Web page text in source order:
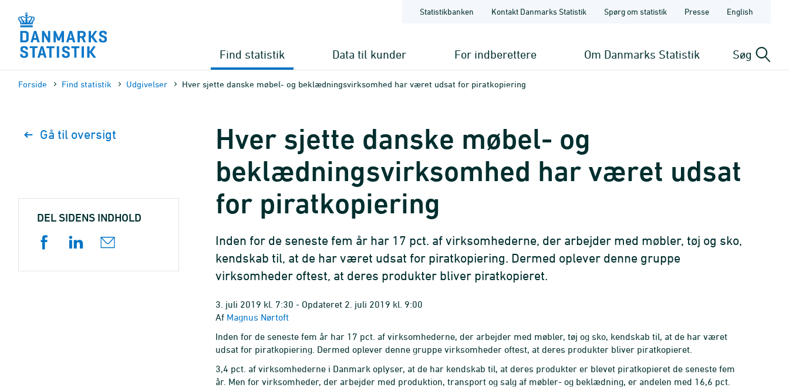
sidens
indhold
Statistikbanken Kontakt Danmarks Statistik Spørg om statistik Presse English
Find statistik Data til kunder For indberettere Om Danmarks Statistik Søg
Forside Find statistik Udgivelser Hver sjette danske møbel- og beklædningsvirksomhed har været udsat for piratkopiering
Hver sjette danske møbel- og
beklædnings­virksomhed har været udsat
for piratkopiering
Inden for de seneste fem år har 17 pct. af virksomhederne, der arbejder med møbler, tøj og sko,
kendskab til, at de har været udsat for piratkopiering. Dermed oplever denne gruppe
virksomheder oftest, at deres produkter bliver piratkopieret.
3. juli 2019 kl. 7:30 - Opdateret 2. juli 2019 kl. 9:00
Af Magnus Nørtoft
Inden for de seneste fem år har 17 pct. af virksomhederne, der arbejder med møbler, tøj og sko, kendskab til, at de har været
udsat for piratkopiering. Dermed oplever denne gruppe virksomheder oftest, at deres produkter bliver piratkopieret.
3,4 pct. af virksomhederne i Danmark oplyser, at de har kendskab til, at deres produkter er blevet piratkopieret de seneste fem
år. Men for virksomheder, der arbejder med produktion, transport og salg af møbler- og beklædning, er andelen med 16,6 pct.
Gå til oversigt
DEL SIDENS INDHOLD